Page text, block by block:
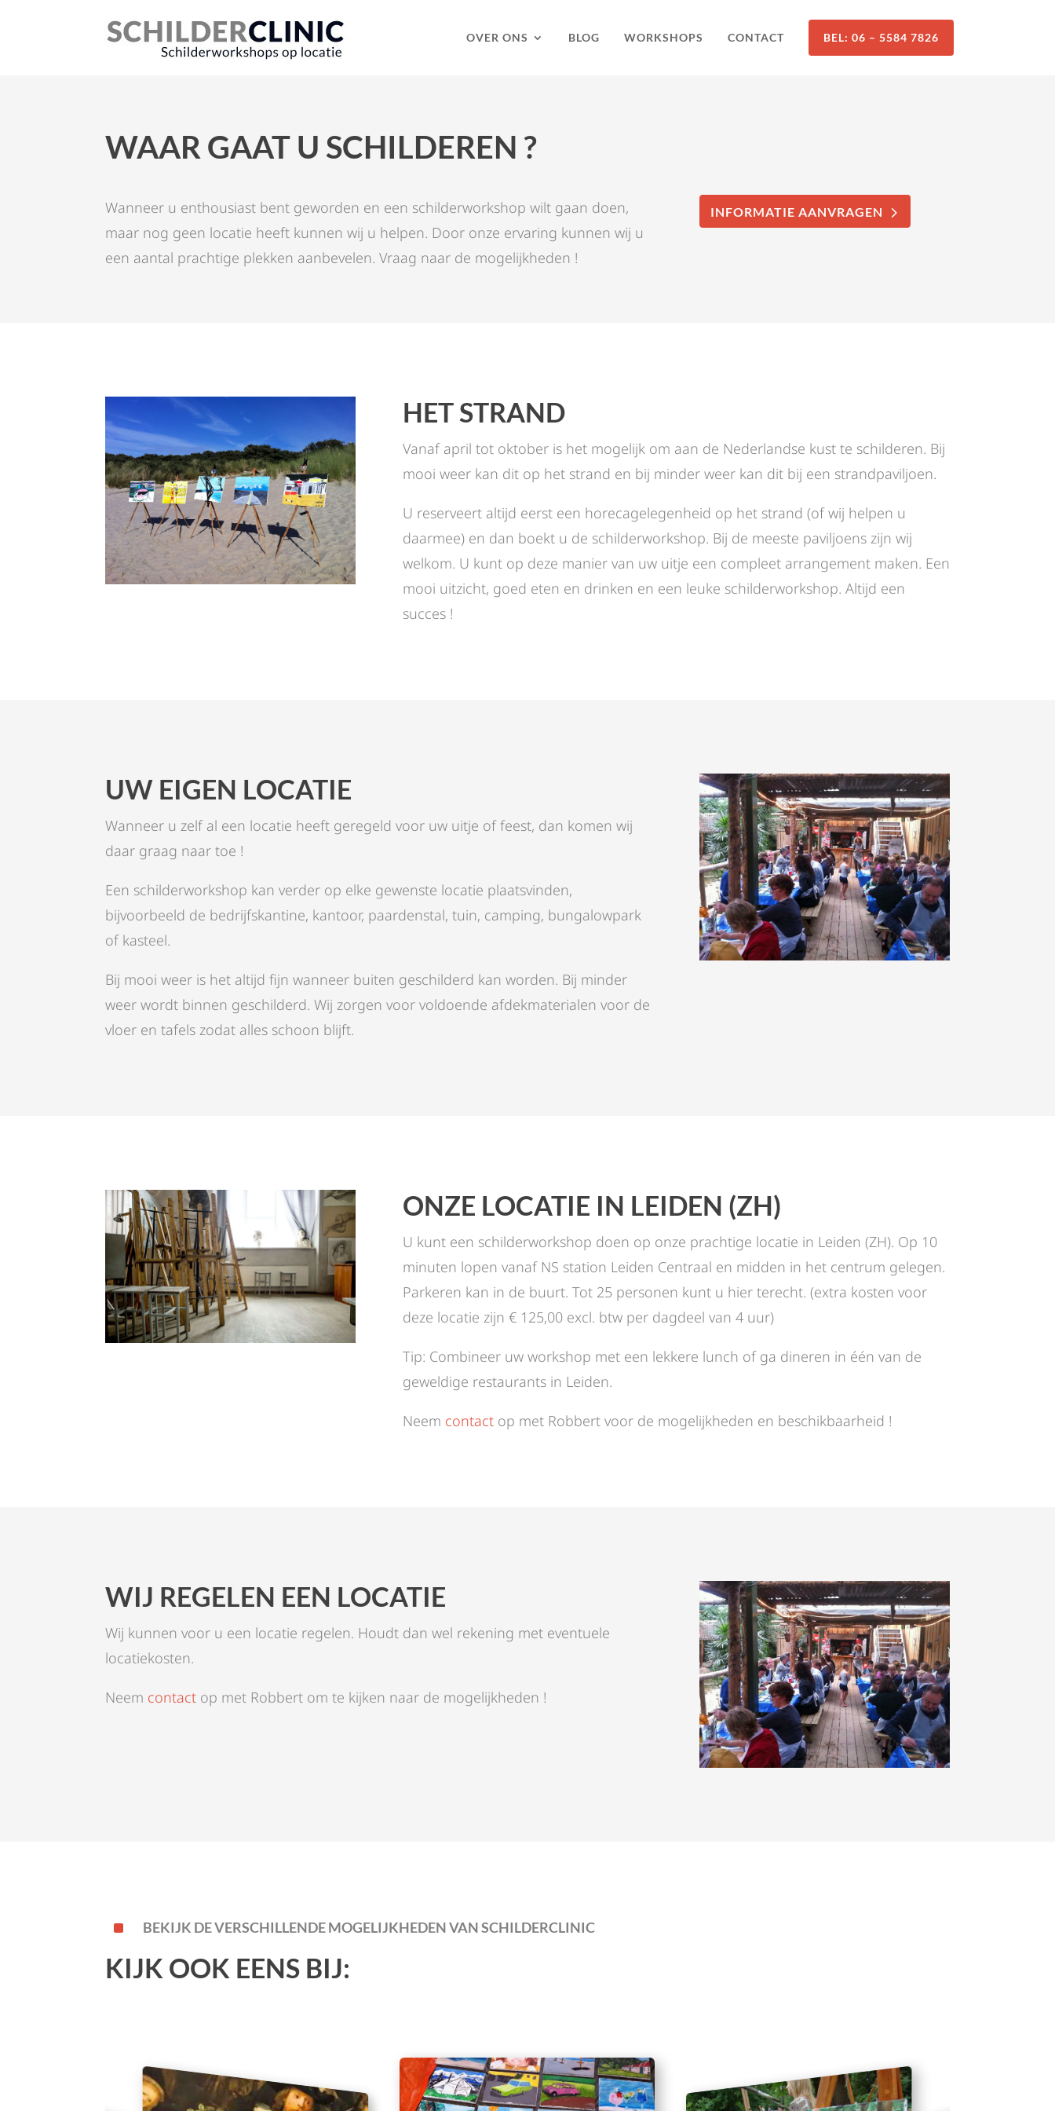
OVER ONS BLOG WORKSHOPS CONTACT BEL: 06 – 5584 7826
WAAR GAAT U SCHILDEREN ?
Wanneer u enthousiast bent geworden en een schilderworkshop wilt gaan doen,
maar nog geen locatie heeft kunnen wij u helpen. Door onze ervaring kunnen wij u
een aantal prachtige plekken aanbevelen. Vraag naar de mogelijkheden !
INFORMATIE AANVRAGEN
HET STRAND
Vanaf april tot oktober is het mogelijk om aan de Nederlandse kust te schilderen. Bij
mooi weer kan dit op het strand en bij minder weer kan dit bij een strandpaviljoen.
U reserveert altijd eerst een horecagelegenheid op het strand (of wij helpen u
daarmee) en dan boekt u de schilderworkshop. Bij de meeste paviljoens zijn wij
welkom. U kunt op deze manier van uw uitje een compleet arrangement maken. Een
mooi uitzicht, goed eten en drinken en een leuke schilderworkshop. Altijd een
succes !
UW EIGEN LOCATIE
Wanneer u zelf al een locatie heeft geregeld voor uw uitje of feest, dan komen wij
daar graag naar toe !
Een schilderworkshop kan verder op elke gewenste locatie plaatsvinden,
bijvoorbeeld de bedrijfskantine, kantoor, paardenstal, tuin, camping, bungalowpark
of kasteel.
Bij mooi weer is het altijd fijn wanneer buiten geschilderd kan worden. Bij minder
weer wordt binnen geschilderd. Wij zorgen voor voldoende afdekmaterialen voor de
vloer en tafels zodat alles schoon blijft.
ONZE LOCATIE IN LEIDEN (ZH)
U kunt een schilderworkshop doen op onze prachtige locatie in Leiden (ZH). Op 10
minuten lopen vanaf NS station Leiden Centraal en midden in het centrum gelegen.
Parkeren kan in de buurt. Tot 25 personen kunt u hier terecht. (extra kosten voor
deze locatie zijn € 125,00 excl. btw per dagdeel van 4 uur)
Tip: Combineer uw workshop met een lekkere lunch of ga dineren in één van de
geweldige restaurants in Leiden.
Neem contact op met Robbert voor de mogelijkheden en beschikbaarheid !
WIJ REGELEN EEN LOCATIE
Wij kunnen voor u een locatie regelen. Houdt dan wel rekening met eventuele
locatiekosten.
Neem contact op met Robbert om te kijken naar de mogelijkheden !
^ BEKIJK DE VERSCHILLENDE MOGELIJKHEDEN VAN SCHILDERCLINIC
KIJK OOK EENS BIJ: